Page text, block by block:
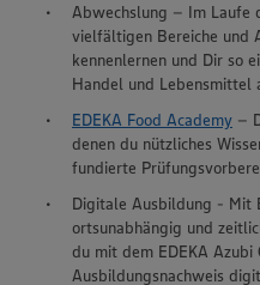
Abwechslung – Im Laufe
vielfältigen Bereiche und
kennenlernen und Dir so
Handel und Lebensmittel
EDEKA Food Academy –
denen du nützliches
fundierte
Digitale Ausbildung - Mit
ortsunabhängig und
du mit dem EDEKA Azubi
Ausbildungsnachweis